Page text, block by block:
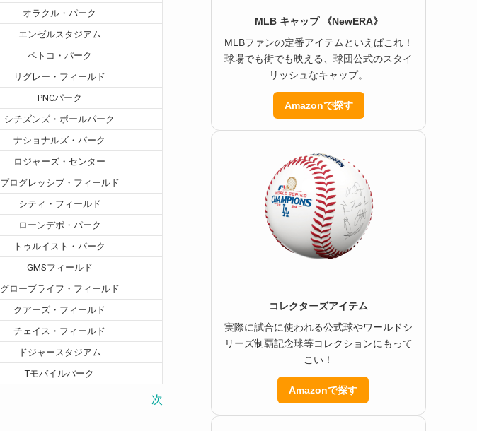
オラクル・パーク
エンゼルスタジアム
ペトコ・パーク
リグレー・フィールド
PNCパーク
シチズンズ・ボールパーク
ナショナルズ・パーク
ロジャーズ・センター
プログレッシブ・フィールド
シティ・フィールド
ローンデポ・パーク
トゥルイスト・パーク
GMSフィールド
グローブライフ・フィールド
クアーズ・フィールド
チェイス・フィールド
ドジャースタジアム
Tモバイルパーク
次
MLB キャップ 《NewERA》
MLBファンの定番アイテムといえばこれ！
球場でも街でも映える、球団公式のスタイ
リッシュなキャップ。
Amazonで探す
コレクターズアイテム
実際に試合に使われる公式球やワールドシ
リーズ制覇記念球等コレクションにもって
こい！
Amazonで探す